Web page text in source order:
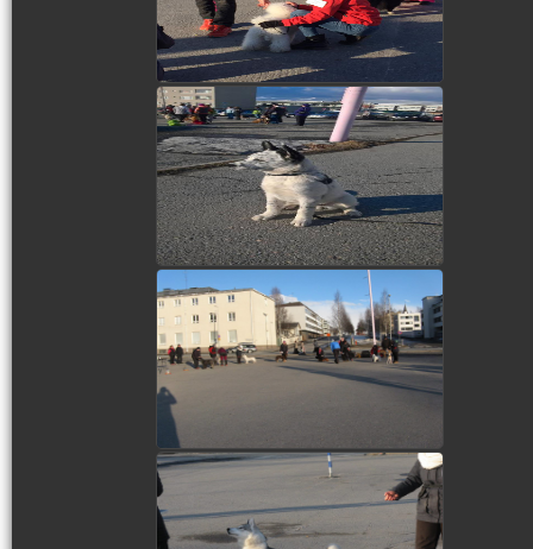
view picture
view picture
view picture